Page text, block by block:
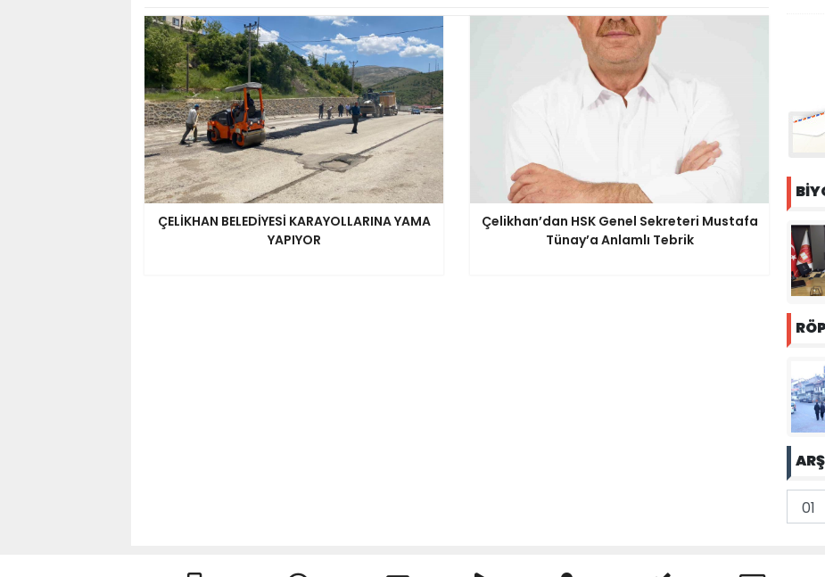
ÇELİKHAN BELEDİYESİ KARAYOLLARINA YAMA
YAPIYOR
Çelikhan’dan HSK Genel Sekreteri Mustafa
Tünay’a Anlamlı Tebrik